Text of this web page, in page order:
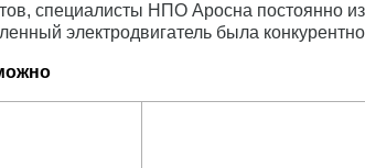
специалисты НПО Аросна постоянно
электродвигатель была